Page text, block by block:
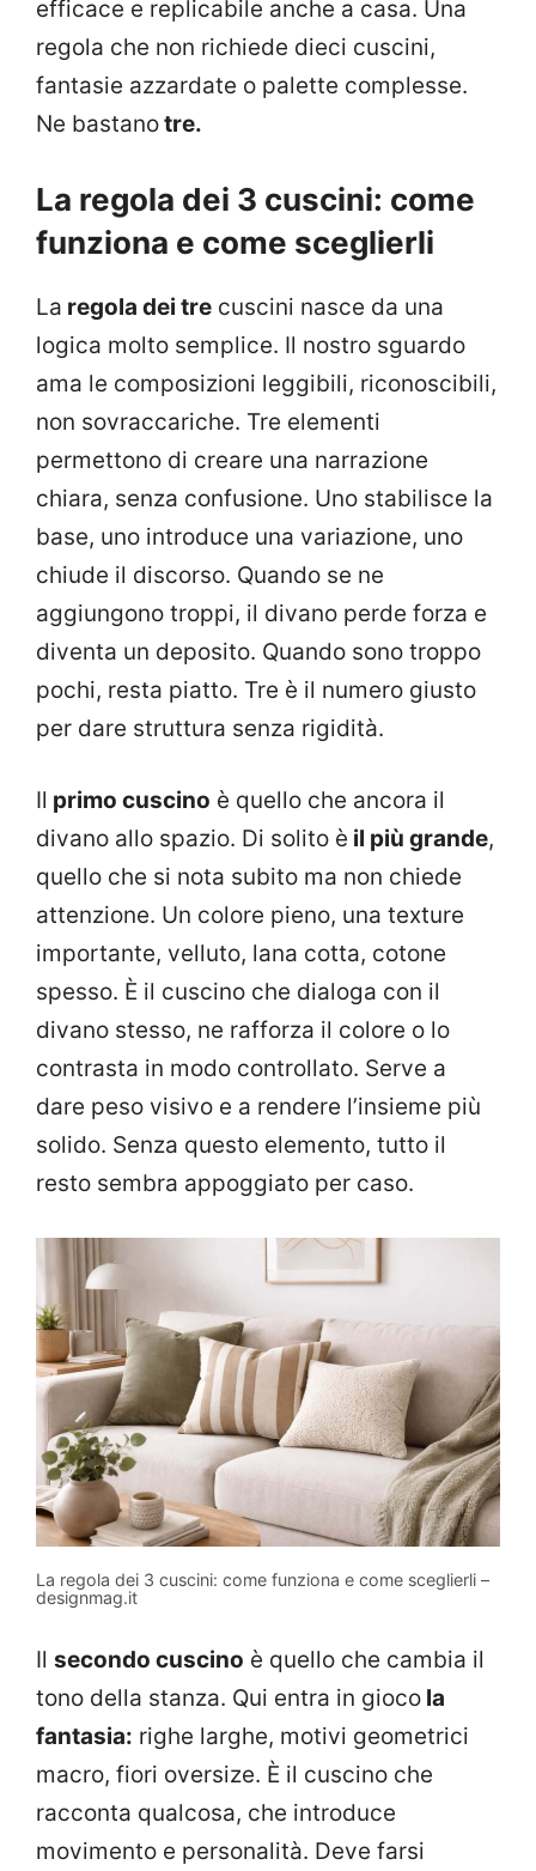
efficace e replicabile anche a casa. Una
regola che non richiede dieci cuscini,
fantasie azzardate o palette complesse.
Ne bastanotre.
La regola dei 3 cuscini: come
funziona e come sceglierli
La regola dei tre cuscini nasce da una
logica molto semplice. Il nostro sguardo
ama le composizioni leggibili, riconoscibili,
non sovraccariche. Tre elementi
permettono di creare una narrazione
chiara, senza confusione. Uno stabilisce la
base, uno introduce una variazione, uno
chiude il discorso. Quando se ne
aggiungono troppi, il divano perde forza e
diventa un deposito. Quando sono troppo
pochi, resta piatto. Tre è il numero giusto
per dare struttura senza rigidità.
Il primo cuscino è quello che ancora il
divano allo spazio. Di solito è il più grande,
quello che si nota subito ma non chiede
attenzione. Un colore pieno, una texture
importante, velluto, lana cotta, cotone
spesso. È il cuscino che dialoga con il
divano stesso, ne rafforza il colore o lo
contrasta in modo controllato. Serve a
dare peso visivo e a rendere l’insieme più
solido. Senza questo elemento, tutto il
resto sembra appoggiato per caso.
La regola dei 3 cuscini: come funziona e come sceglierli –
designmag.it
Il secondo cuscino è quello che cambia il
tono della stanza. Qui entra in gioco la
fantasia: righe larghe, motivi geometrici
macro, fiori oversize. È il cuscino che
racconta qualcosa, che introduce
movimento e personalità. Deve farsi